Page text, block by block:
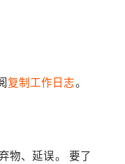
复制工作日志。
物、延误。 要了